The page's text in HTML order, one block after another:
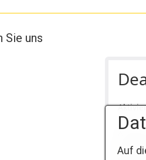
Sie uns
Karten
Auf